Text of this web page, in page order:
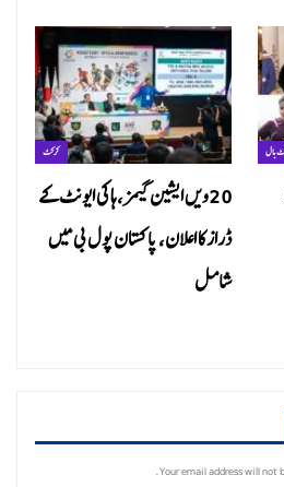
کرکٹ
20ویں ایشین گیمز،ہاکی ایونٹ کے
ڈراز کا اعلان، پاکستان پول بی میں
شامل
بال
Your email address will not